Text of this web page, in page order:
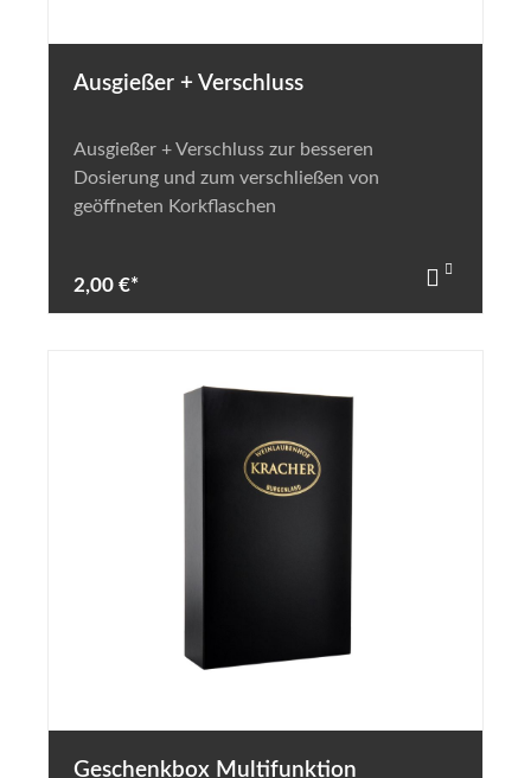
Ausgießer + Verschluss
Ausgießer + Verschluss zur besseren
Dosierung und zum verschließen von
geöffneten Korkflaschen
2,00 €*
Geschenkbox Multifunktion